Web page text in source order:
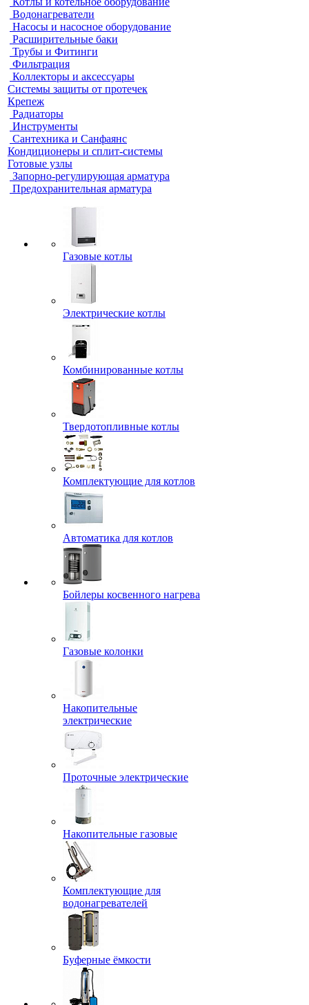
Водонагреватели
Насосы и насосное оборудование
Расширительные баки
Трубы и Фитинги
Фильтрация
Коллекторы и аксессуары
Системы защиты от протечек
Крепеж
Радиаторы
Инструменты
Сантехника и Санфаянс
Кондиционеры и сплит-системы
Готовые узлы
Запорно-регулирующая арматура
Предохранительная арматура
Газовые котлы
Электрические котлы
Комбинированные котлы
Твердотопливные котлы
Комплектующие для котлов
Автоматика для котлов
Бойлеры косвенного нагрева
Газовые колонки
Накопительные
электрические
Проточные электрические
Накопительные газовые
Комплектующие для
водонагревателей
Буферные ёмкости